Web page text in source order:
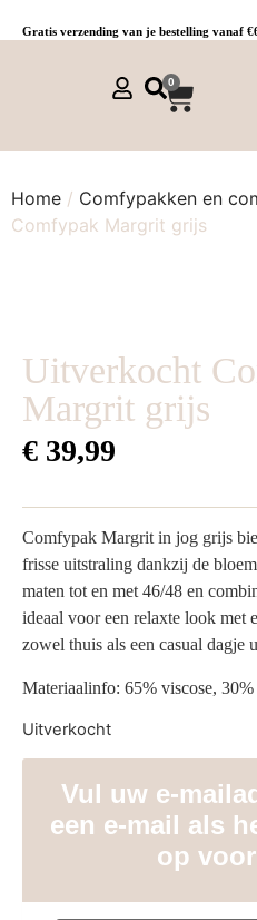
Gratis verzending van je bestelling vanaf
0
Home / Comfypakken en
Comfypak Margrit grijs
Uitverkocht
Margrit grijs
€ 39,99
Comfypak Margrit in jog grijs
frisse uitstraling dankzij de
maten tot en met 46/48 en
ideaal voor een relaxte look met
zowel thuis als een casual dagje
Materiaalinfo: 65% viscose, 30%
Uitverkocht
Vul uw e-
een e-mail als
op